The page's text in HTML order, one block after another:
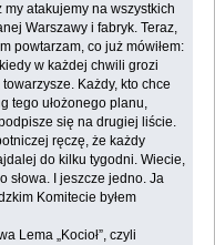
atakujemy na ‎wszystkich
Warszawy i fabryk. Teraz,
powtarzam, co już mówiłem:
w każdej chwili grozi
Każdy, kto chce
tego ułożonego planu,
się na drugiej liście.
ręczę, że każdy
do kilku tygodni. Wiecie,
słowa. I jeszcze ‎jedno. Ja
Komitecie byłem
Lema „Kocioł”, czyli